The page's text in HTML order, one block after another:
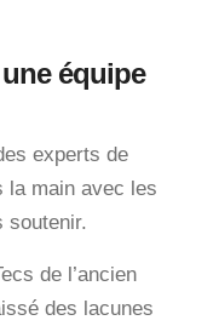
équipe
experts de
la main avec les
soutenir.
de l’ancien
des lacunes